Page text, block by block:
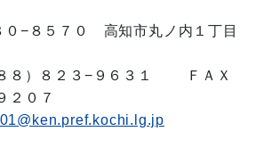
８５７０ 高知市丸ノ内１丁目
８２３−９６３１ ＦＡＸ
２０７